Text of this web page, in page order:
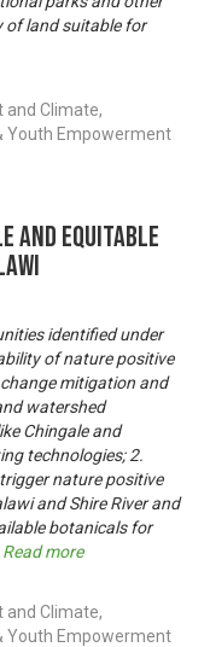
of land suitable for
and Climate,
Youth Empowerment
and Equitable
identified under
of nature positive
mitigation and
watershed
Chingale and
technologies; 2.
nature positive
and Shire River and
botanicals for
Read more
and Climate,
Youth Empowerment